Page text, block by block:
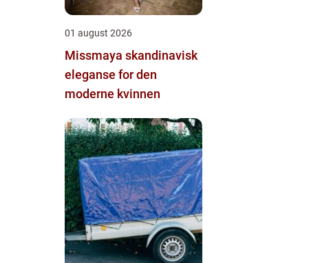
01 august 2026
Missmaya skandinavisk
eleganse for den
moderne kvinnen